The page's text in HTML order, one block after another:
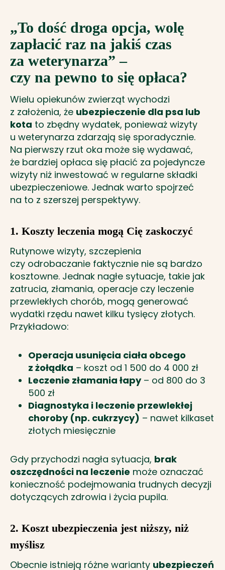
„To dość droga opcja, wolę
zapłacić raz na jakiś czas
za weterynarza” –
czy na pewno to się opłaca?
Wielu opiekunów zwierząt wychodzi
z założenia, że ubezpieczenie dla psa lub
kota to zbędny wydatek, ponieważ wizyty
u weterynarza zdarzają się sporadycznie.
Na pierwszy rzut oka może się wydawać,
że bardziej opłaca się płacić za pojedyncze
wizyty niż inwestować w regularne składki
ubezpieczeniowe. Jednak warto spojrzeć
na to z szerszej perspektywy.
1. Koszty leczenia mogą Cię zaskoczyć
Rutynowe wizyty, szczepienia
czy odrobaczanie faktycznie nie są bardzo
kosztowne. Jednak nagłe sytuacje, takie jak
zatrucia, złamania, operacje czy leczenie
przewlekłych chorób, mogą generować
wydatki rzędu nawet kilku tysięcy złotych.
Przykładowo:
Operacja usunięcia ciała obcego
z żołądka – koszt od 1 500 do 4 000 zł
Leczenie złamania łapy– od 800 do 3
500 zł
Diagnostyka i leczenie przewlekłej
choroby (np. cukrzycy) – nawet kilkaset
złotych miesięcznie
Gdy przychodzi nagła sytuacja, brak
oszczędności na leczenie może oznaczać
konieczność podejmowania trudnych decyzji
dotyczących zdrowia i życia pupila.
2. Koszt ubezpieczenia jest niższy, niż
myślisz
Obecnie istnieją różne warianty ubezpieczeń